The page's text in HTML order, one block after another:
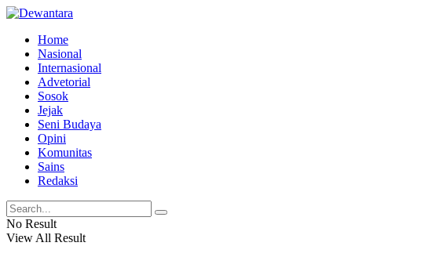
Home
Nasional
Internasional
Advetorial
Sosok
Jejak
Seni Budaya
Opini
Komunitas
Sains
Redaksi
No Result
View All Result